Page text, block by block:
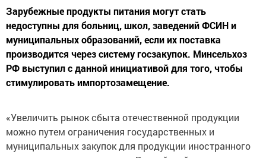
Зарубежные продукты питания могут стать
недоступны для больниц, школ, заведений ФСИН и
муниципальных образований, если их поставка
производится через систему госзакупок. Минсельхоз
РФ выступил с данной инициативой для того, чтобы
стимулировать импортозамещение.
«Увеличить рынок сбыта отечественной продукции
можно путем ограничения государственных и
муниципальных закупок для продукции иностранного